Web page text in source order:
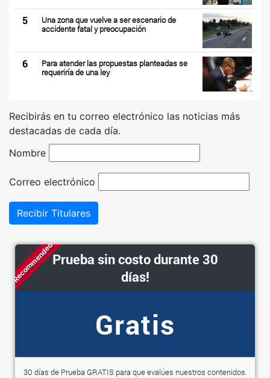
5
Una zona que vuelve a ser escenario de
accidente fatal y preocupación
6
Para atender las propuestas planteadas se
requeriría de una ley
Recibirás en tu correo electrónico las noticias más
destacadas de cada día.
Nombre
Correo electrónico
Recibir Titulares
RecommendedPrueba sin costo durante 30
días!
Gratis
30 días de Prueba GRATIS para que evalúes nuestros contenidos.